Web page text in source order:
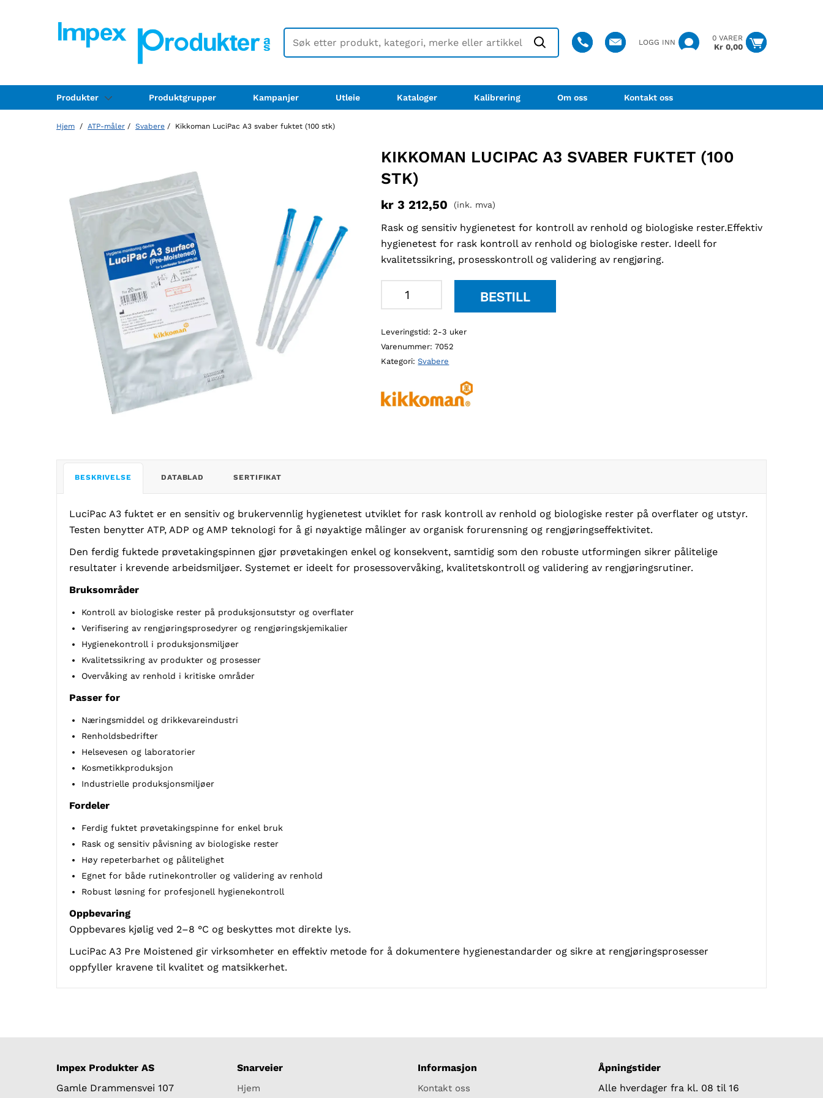
LOGG INN
0 VARER
Kr0,00
Produkter Produktgrupper Kampanjer Utleie Kataloger Kalibrering Om oss Kontakt oss
Hjem / ATP-måler / Svabere / Kikkoman LuciPac A3 svaber fuktet (100 stk)
KIKKOMAN LUCIPAC A3 SVABER FUKTET (100
STK)
kr 3 212,50 (ink. mva)
Rask og sensitiv hygienetest for kontroll av renhold og biologiske rester.Effektiv
hygienetest for rask kontroll av renhold og biologiske rester. Ideell for
kvalitetssikring, prosesskontroll og validering av rengjøring.
svaber
fuktet
(100
antall
BESTILL
Leveringstid: 2-3 uker
Varenummer:7052
Kategori:Svabere
BESKRIVELSE DATABLAD SERTIFIKAT
LuciPac A3 fuktet er en sensitiv og brukervennlig hygienetest utviklet for rask kontroll av renhold og biologiske rester på overflater og utstyr.
Testen benytter ATP, ADP og AMP teknologi for å gi nøyaktige målinger av organisk forurensning og rengjøringseffektivitet.
Den ferdig fuktede prøvetakingspinnen gjør prøvetakingen enkel og konsekvent, samtidig som den robuste utformingen sikrer pålitelige
resultater i krevende arbeidsmiljøer. Systemet er ideelt for prosessovervåking, kvalitetskontroll og validering av rengjøringsrutiner.
Bruksområder
Kontroll av biologiske rester på produksjonsutstyr og overflater
Verifisering av rengjøringsprosedyrer og rengjøringskjemikalier
Hygienekontroll i produksjonsmiljøer
Kvalitetssikring av produkter og prosesser
Overvåking av renhold i kritiske områder
Passer for
Næringsmiddel og drikkevareindustri
Renholdsbedrifter
Helsevesen og laboratorier
Kosmetikkproduksjon
Industrielle produksjonsmiljøer
Fordeler
Ferdig fuktet prøvetakingspinne for enkel bruk
Rask og sensitiv påvisning av biologiske rester
Høy repeterbarhet og pålitelighet
Egnet for både rutinekontroller og validering av renhold
Robust løsning for profesjonell hygienekontroll
Oppbevaring
Oppbevares kjølig ved 2–8 °C og beskyttes mot direkte lys.
LuciPac A3 Pre Moistened gir virksomheter en effektiv metode for å dokumentere hygienestandarder og sikre at rengjøringsprosesser
oppfyller kravene til kvalitet og matsikkerhet.
Impex Produkter AS
Gamle Drammensvei 107
Snarveier
Hjem
Informasjon
Kontakt oss
Åpningstider
Alle hverdager fra kl. 08 til 16